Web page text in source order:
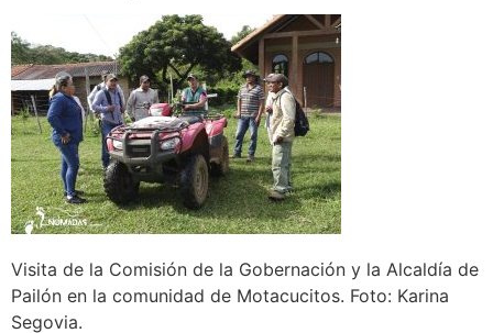
Visita de la Comisión de la Gobernación y la Alcaldía de
Pailón en la comunidad de Motacucitos. Foto: Karina
Segovia.